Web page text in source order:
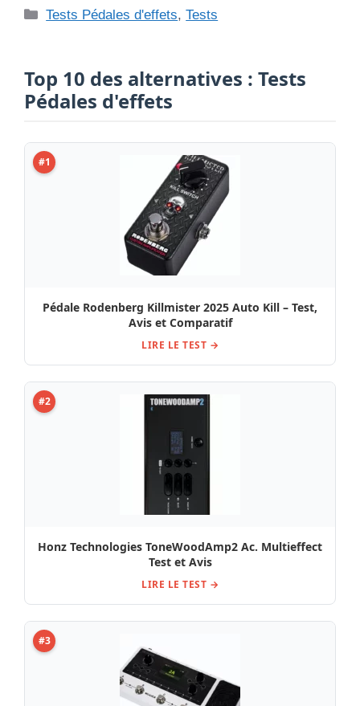
Catégories
Tests Pédales d'effets,Tests
Top 10 des alternatives : Tests
Pédales d'effets
#1
Pédale Rodenberg Killmister 2025 Auto Kill – Test,
Avis et Comparatif
LIRE LE TEST →
#2
Honz Technologies ToneWoodAmp2 Ac. Multieffect
Test et Avis
LIRE LE TEST →
#3